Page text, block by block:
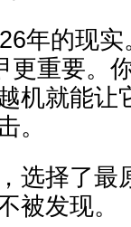
年的现
更重要。
机就能让
。
选择了最
被发现。